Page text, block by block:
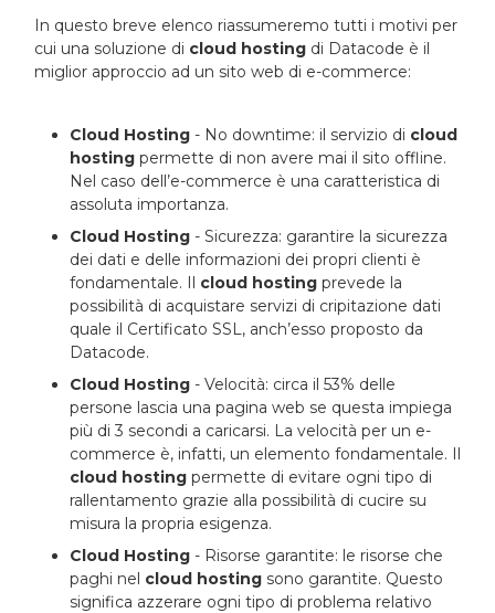
In questo breve elenco riassumeremo tutti i motivi per
cui una soluzione di cloud hosting di Datacode è il
miglior approccio ad un sito web di e-commerce:
Cloud Hosting - No downtime: il servizio di cloud
hosting permette di non avere mai il sito offline.
Nel caso dell’e-commerce è una caratteristica di
assoluta importanza.
Cloud Hosting - Sicurezza: garantire la sicurezza
dei dati e delle informazioni dei propri clienti è
fondamentale. Il cloud hosting prevede la
possibilità di acquistare servizi di cripitazione dati
quale il Certificato SSL, anch’esso proposto da
Datacode.
Cloud Hosting - Velocità: circa il 53% delle
persone lascia una pagina web se questa impiega
più di 3 secondi a caricarsi. La velocità per un e-
commerce è, infatti, un elemento fondamentale. Il
cloud hosting permette di evitare ogni tipo di
rallentamento grazie alla possibilità di cucire su
misura la propria esigenza.
Cloud Hosting - Risorse garantite: le risorse che
paghi nel cloud hosting sono garantite. Questo
significa azzerare ogni tipo di problema relativo